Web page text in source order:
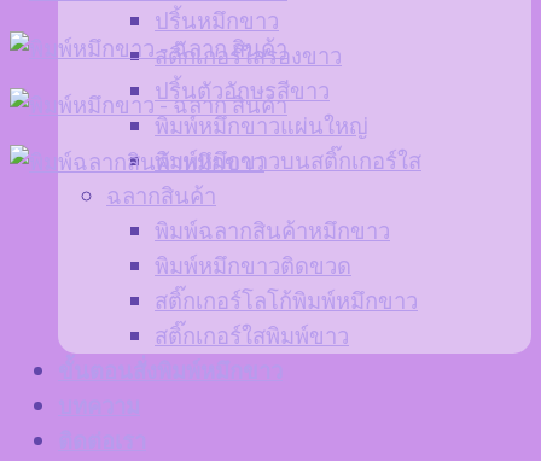
ปริ้นหมึกขาว
สติ๊กเกอร์ใสรองขาว
ปริ้นตัวอักษรสีขาว
พิมพ์หมึกขาวแผ่นใหญ่
พิมพ์หมึกขาวบนสติ๊กเกอร์ใส
ฉลากสินค้า
พิมพ์ฉลากสินค้าหมึกขาว
พิมพ์หมึกขาวติดขวด
สติ๊กเกอร์โลโก้พิมพ์หมึกขาว
สติ๊กเกอร์ใสพิมพ์ขาว